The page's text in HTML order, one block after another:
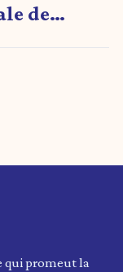
de
qui promeut la